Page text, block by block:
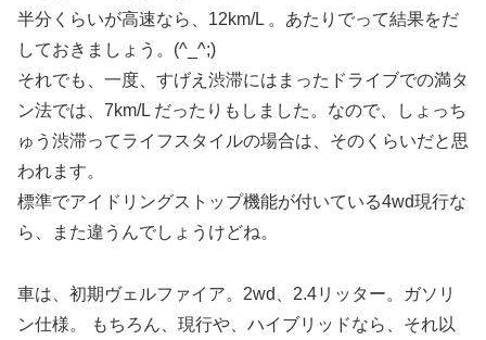
半分くらいが高速なら、12km/L 。あたりでって結果をだ
しておきましょう。(^_^;)
それでも、一度、すげえ渋滞にはまったドライブでの満タ
ン法では、7km/L だったりもしました。なので、しょっち
ゅう渋滞ってライフスタイルの場合は、そのくらいだと思
われます。
標準でアイドリングストップ機能が付いている4wd現行な
ら、また違うんでしょうけどね。
車は、初期ヴェルファイア。2wd、2.4リッター。ガソリ
ン仕様。 もちろん、現行や、ハイブリッドなら、それ以